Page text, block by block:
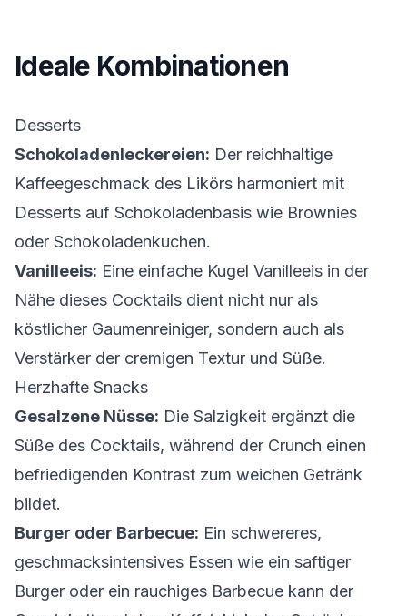
Ideale Kombinationen
Desserts
Schokoladenleckereien: Der reichhaltige
Kaffeegeschmack des Likörs harmoniert mit
Desserts auf Schokoladenbasis wie Brownies
oder Schokoladenkuchen.
Vanilleeis: Eine einfache Kugel Vanilleeis in der
Nähe dieses Cocktails dient nicht nur als
köstlicher Gaumenreiniger, sondern auch als
Verstärker der cremigen Textur und Süße.
Herzhafte Snacks
Gesalzene Nüsse: Die Salzigkeit ergänzt die
Süße des Cocktails, während der Crunch einen
befriedigenden Kontrast zum weichen Getränk
bildet.
Burger oder Barbecue: Ein schwereres,
geschmacksintensives Essen wie ein saftiger
Burger oder ein rauchiges Barbecue kann der